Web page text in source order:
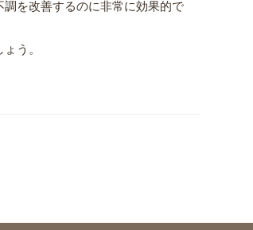
を改善するのに非常に効果的で
う。